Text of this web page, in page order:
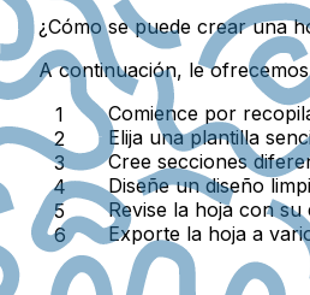
¿Cómo se puede crear una
A continuación, le
Comience por
Elija una plantilla
Cree secciones
Diseñe un diseño
Revise la hoja con su
Exporte la hoja a